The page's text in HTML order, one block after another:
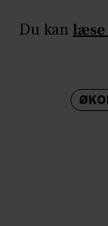
Du kan læse